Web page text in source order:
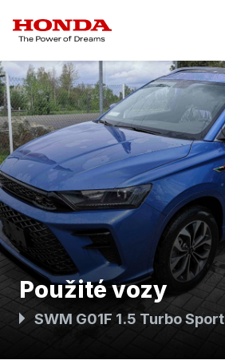
Použité vozy
SWM G01F 1.5 Turbo Sport